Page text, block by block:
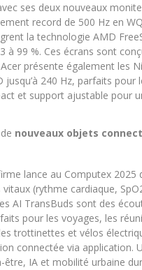
ses deux nouveaux
record de 500 Hz en
la technologie AMD
à 99 %. Ces écrans sont
présente également les
jusqu’à 240 Hz, parfaits
et support ajustable pour
nouveaux objets
lance au Computex
(rythme cardiaque,
AI TransBuds sont des
pour les voyages, les
trottinettes et vélos
connectée via application.
IA et mobilité urbaine